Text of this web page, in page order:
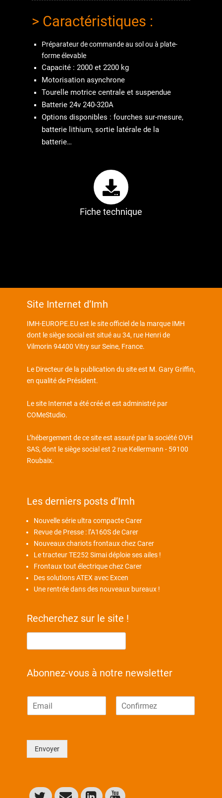
> Caractéristiques :
Préparateur de commande au sol ou à plate-
forme élevable
Capacité : 2000 et 2200 kg
Motorisation asynchrone
Tourelle motrice centrale et suspendue
Batterie 24v 240-320A
Options disponibles : fourches sur-mesure,
batterie lithium, sortie latérale de la
batterie…
Fiche technique
Site Internet d’Imh
IMH-EUROPE.EU est le site officiel de la marque IMH
dont le siège social est situé au 34, rue Henri de
Vilmorin 94400 Vitry sur Seine, France.
Le Directeur de la publication du site est M. Gary Griffin,
en qualité de Président.
Le site Internet a été créé et est administré par
COMeStudio.
L’hébergement de ce site est assuré par la société OVH
SAS, dont le siège social est 2 rue Kellermann - 59100
Roubaix.
Les derniers posts d’Imh
Nouvelle série ultra compacte Carer
Revue de Presse : l’A160S de Carer
Nouveaux chariots frontaux chez Carer
Le tracteur TE252 Simai déploie ses ailes !
Frontaux tout électrique chez Carer
Des solutions ATEX avec Excen
Une rentrée dans des nouveaux bureaux !
Recherchez sur le site !
Abonnez-vous à notre newsletter
i
*
a
l
l
Envoyer